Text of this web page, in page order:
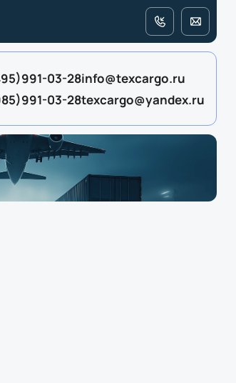
03-28
03-28
info@texcargo.ru
texcargo@yandex.ru